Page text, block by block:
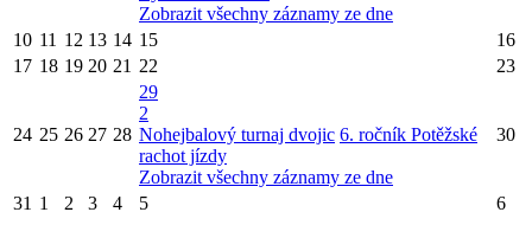
Zobrazit všechny záznamy ze dne
10 11 12 13 14 15
16
17 18 19 20 21 22 23
24 25 26 27 28
29
2
Nohejbalový turnaj dvojic 6. ročník Potěžské
rachot jízdy
Zobrazit všechny záznamy ze dne
30
31 1 2 3 4 5 6